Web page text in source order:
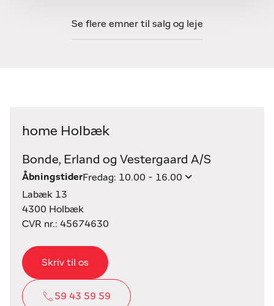
Se flere emner til salg og leje
home Holbæk
Bonde, Erland og Vestergaard A/S
ÅbningstiderFredag: 10.00 - 16.00
Labæk 13
4300 Holbæk
CVR nr.: 45674630
Skriv til os
59 43 59 59